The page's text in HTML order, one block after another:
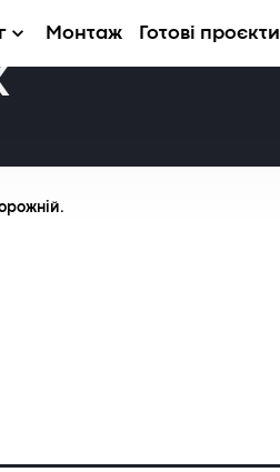
Монтаж Готові проєкти